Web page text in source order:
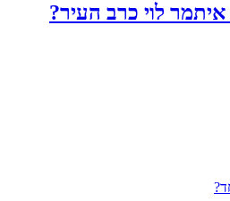
לוי כרב העיר?